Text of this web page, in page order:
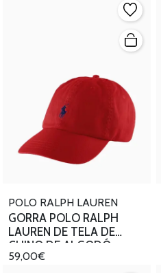
POLO RALPH LAUREN
GORRA POLO RALPH
LAUREN DE TELA DE
CHINO DE ALGODÓ
59,00€